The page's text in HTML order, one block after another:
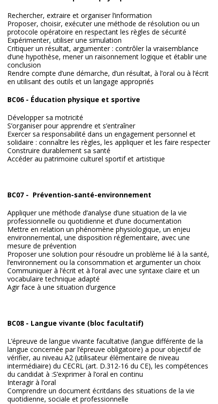
Rechercher, extraire et organiser l’information
Proposer, choisir, exécuter une méthode de résolution ou un
protocole opératoire en respectant les règles de sécurité
Expérimenter, utiliser une simulation
Critiquer un résultat, argumenter : contrôler la vraisemblance
d’une hypothèse, mener un raisonnement logique et établir une
conclusion
Rendre compte d’une démarche, d’un résultat, à l’oral ou à l’écrit
en utilisant des outils et un langage appropriés
BC06 - Éducation physique et sportive
Développer sa motricité
S’organiser pour apprendre et s’entraîner
Exercer sa responsabilité dans un engagement personnel et
solidaire : connaître les règles, les appliquer et les faire respecter
Construire durablement sa santé
Accéder au patrimoine culturel sportif et artistique
BC07 - Prévention-santé-environnement
Appliquer une méthode d’analyse d’une situation de la vie
professionnelle ou quotidienne et d’une documentation
Mettre en relation un phénomène physiologique, un enjeu
environnemental, une disposition réglementaire, avec une
mesure de prévention
Proposer une solution pour résoudre un problème lié à la santé,
l’environnement ou la consommation et argumenter un choix
Communiquer à l’écrit et à l’oral avec une syntaxe claire et un
vocabulaire technique adapté
Agir face à une situation d’urgence
BC08 - Langue vivante (bloc facultatif)
L’épreuve de langue vivante facultative (langue différente de la
langue concernée par l’épreuve obligatoire) a pour objectif de
vérifier, au niveau A2 (utilisateur élémentaire de niveau
intermédiaire) du CECRL (art. D.312-16 du CE), les compétences
du candidat à :S’exprimer à l’oral en continu
Interagir à l’oral
Comprendre un document écritdans des situations de la vie
quotidienne, sociale et professionnelle